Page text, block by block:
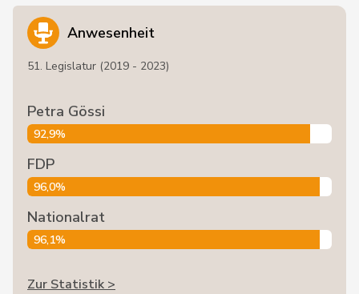
Anwesenheit
51. Legislatur (2019 - 2023)
Petra Gössi
92,9%
FDP
96,0%
Nationalrat
96,1%
Zur Statistik >